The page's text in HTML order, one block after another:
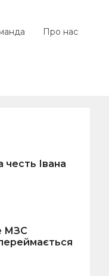
Про нас
Івана
МЗС